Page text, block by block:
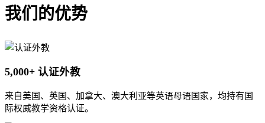
我们的优势
5,000+ 认证外教
来自美国、英国、加拿大、澳大利亚等英语母语国家，均持有国
际权威教学资格认证。